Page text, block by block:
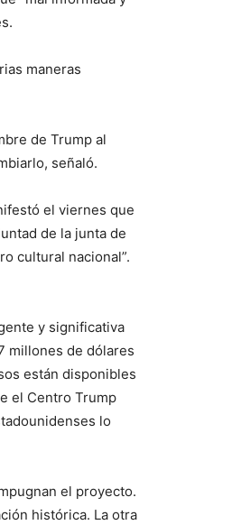
maneras
de Trump al
señaló.
el viernes que
de la junta de
cultural nacional”.
y significativa
millones de dólares
están disponibles
el Centro Trump
lo
el proyecto.
histórica. La otra